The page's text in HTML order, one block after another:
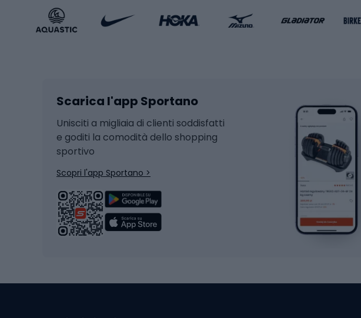
Accessori Sportstyle
Sci di fondo
Hockey
Snowboard
Skitouring
Pattini da ghiaccio
Biciclette
Biciclette da strada
Abbigliamento da basket
Sci da sci alpinismo
Scarponi da sci alpinismo
Bastoncini da sci alpinismo
Sci
Scarica l'app Sportano
Unisciti a migliaia di clienti soddisfatti
e goditi la comodità dello shopping
sportivo
Scopri l'app Sportano >